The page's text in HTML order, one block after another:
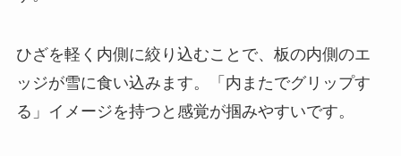
ひざを軽く内側に絞り込むことで、板の内側のエ
ッジが雪に食い込みます。「内またでグリップす
る」イメージを持つと感覚が掴みやすいです。